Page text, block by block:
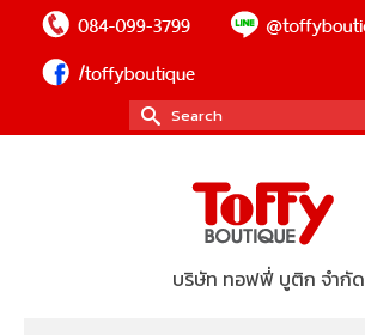
Search
for:
บริษัท ทอฟฟี่ บูติก จำกัด